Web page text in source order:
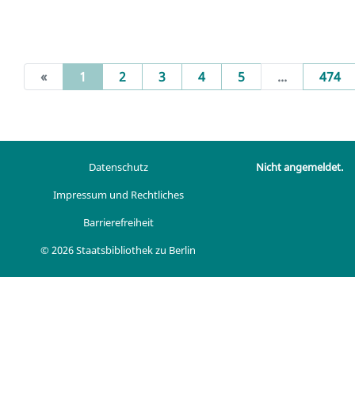
« 1 (current)
2 3 4 5 ... 474
Datenschutz
Impressum und Rechtliches
Barrierefreiheit
© 2026 Staatsbibliothek zu Berlin
Nicht angemeldet.